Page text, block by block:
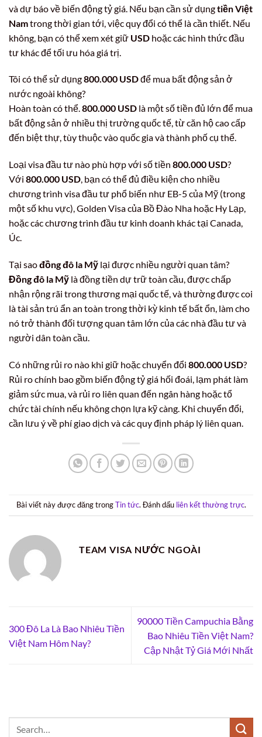
và dự báo về biến động tỷ giá. Nếu bạn cần sử dụngtiền Việt
Namtrong thời gian tới, việc quy đổi có thể là cần thiết. Nếu
không, bạn có thể xem xét giữ USD hoặc các hình thức đầu
tư khác để tối ưu hóa giá trị.
Tôi có thể sử dụng800.000 USDđể mua bất động sản ở
nước ngoài không?
Hoàn toàn có thể.800.000 USD là một số tiền đủ lớn để mua
bất động sản ở nhiều thị trường quốc tế, từ căn hộ cao cấp
đến biệt thự, tùy thuộc vào quốc gia và thành phố cụ thể.
Loại visa đầu tư nào phù hợp với số tiền 800.000 USD?
Với 800.000 USD, bạn có thể đủ điều kiện cho nhiều
chương trình visa đầu tư phổ biến như EB-5 của Mỹ (trong
một số khu vực), Golden Visa của Bồ Đào Nha hoặc Hy Lạp,
hoặc các chương trình đầu tư kinh doanh khác tại Canada,
Úc.
Tại saođồng đô la Mỹ lại được nhiều người quan tâm?
Đồng đô la Mỹ là đồng tiền dự trữ toàn cầu, được chấp
nhận rộng rãi trong thương mại quốc tế, và thường được coi
là tài sản trú ẩn an toàn trong thời kỳ kinh tế bất ổn, làm cho
nó trở thành đối tượng quan tâm lớn của các nhà đầu tư và
người dân toàn cầu.
Có những rủi ro nào khi giữ hoặc chuyển đổi 800.000 USD?
Rủi ro chính bao gồm biến động tỷ giá hối đoái, lạm phát làm
giảm sức mua, và rủi ro liên quan đến ngân hàng hoặc tổ
chức tài chính nếu không chọn lựa kỹ càng. Khi chuyển đổi,
cần lưu ý về phí giao dịch và các quy định pháp lý liên quan.
Bài viết này được đăng trongTin tức. Đánh dấu liên kết thường trực.
TEAM VISA NƯỚC NGOÀI
300 Đô La Là Bao Nhiêu Tiền
Việt Nam Hôm Nay?
90000 Tiền Campuchia Bằng
Bao Nhiêu Tiền Việt Nam?
Cập Nhật Tỷ Giá Mới Nhất